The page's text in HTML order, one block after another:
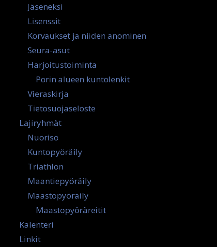
Jäseneksi
Lisenssit
Korvaukset ja niiden anominen
Seura-asut
Harjoitustoiminta
Porin alueen kuntolenkit
Vieraskirja
Tietosuojaseloste
Lajiryhmät
Nuoriso
Kuntopyöräily
Triathlon
Maantiepyöräily
Maastopyöräily
Maastopyöräreitit
Kalenteri
Linkit